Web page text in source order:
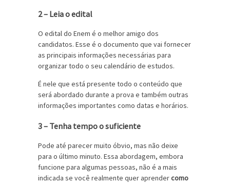
2 – Leia o edital
O edital do Enem é o melhor amigo dos
candidatos. Esse é o documento que vai fornecer
as principais informações necessárias para
organizar todo o seu calendário de estudos.
É nele que está presente todo o conteúdo que
será abordado durante a prova e também outras
informações importantes como datas e horários.
3 – Tenha tempo o suficiente
Pode até parecer muito óbvio, mas não deixe
para o último minuto. Essa abordagem, embora
funcione para algumas pessoas, não é a mais
indicada se você realmente quer aprendercomo